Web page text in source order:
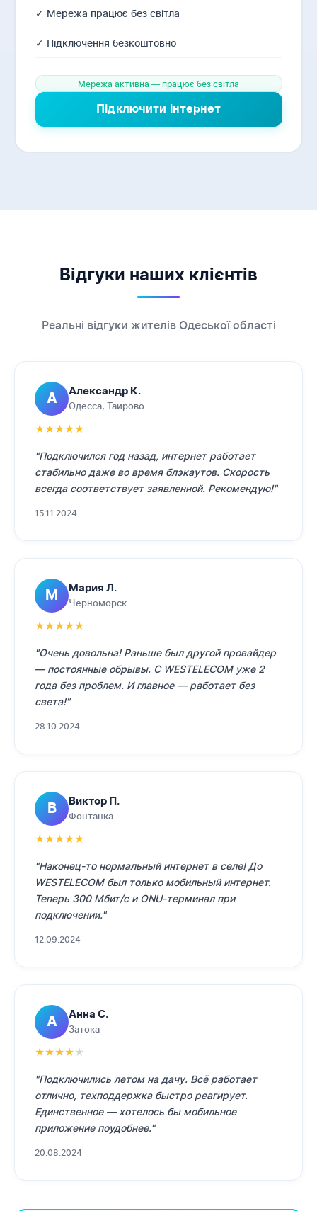
✓ Мережа працює без світла
✓ Підключення безкоштовно
Мережа активна — працює без світла
Підключити інтернет
Відгуки наших клієнтів
Реальні відгуки жителів Одеської області
А Александр К.
Одесса, Таирово
★★★★★
"Подключился год назад, интернет работает
стабильно даже во время блэкаутов. Скорость
всегда соответствует заявленной. Рекомендую!"
15.11.2024
М Мария Л.
Черноморск
★★★★★
"Очень довольна! Раньше был другой провайдер
— постоянные обрывы. С WESTELECOM уже 2
года без проблем. И главное — работает без
света!"
28.10.2024
В Виктор П.
Фонтанка
★★★★★
"Наконец-то нормальный интернет в селе! До
WESTELECOM был только мобильный интернет.
Теперь 300 Мбит/с и ONU-терминал при
подключении."
12.09.2024
А Анна С.
Затока
★★★★★
"Подключились летом на дачу. Всё работает
отлично, техподдержка быстро реагирует.
Единственное — хотелось бы мобильное
приложение поудобнее."
20.08.2024